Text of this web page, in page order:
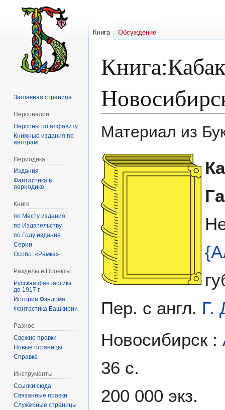
Книга:
Материал из
Перейти
навигации
Перейти
поиску
Пер. с англ. Г.
Новосибирск :
36 с.
200 000 экз.
Книга Обсуждение
Заглавная страница
Персоналии
Персоны по алфавиту
Книжные издания по
авторам
Периодика
Издания
Фантастика в
периодике
Книги
по Месту издания
по Издательству
по Году издания
Серии
Особо: «Рамка»
Разделы и Проекты
Русская фантастика
до 1917 г.
История Фэндома
Фантастика Башкирии
Разное
Свежие правки
Новые страницы
Справка
Инструменты
Ссылки сюда
Связанные правки
Служебные страницы